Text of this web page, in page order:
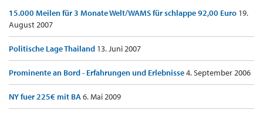
15.000 Meilen für 3 Monate Welt/WAMS für schlappe 92,00 Euro 19.
August 2007
Politische Lage Thailand 13. Juni 2007
Prominente an Bord - Erfahrungen und Erlebnisse4. September 2006
NY fuer 225€ mit BA6. Mai 2009